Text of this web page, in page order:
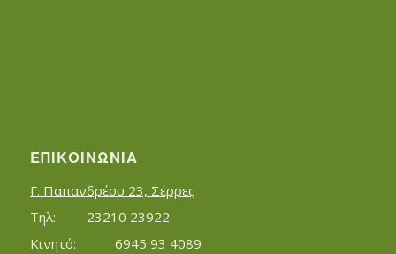
ΕΠΙΚΟΙΝΩΝΊΑ
Γ. Παπανδρέου 23, Σέρρες
Τηλ:		23210 23922
Κινητό:		6945 93 4089